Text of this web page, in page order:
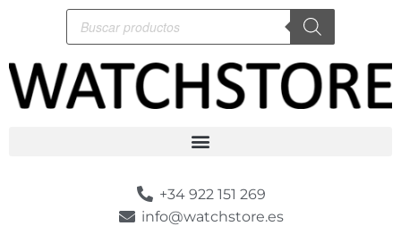
+34 922 151 269
info@watchstore.es